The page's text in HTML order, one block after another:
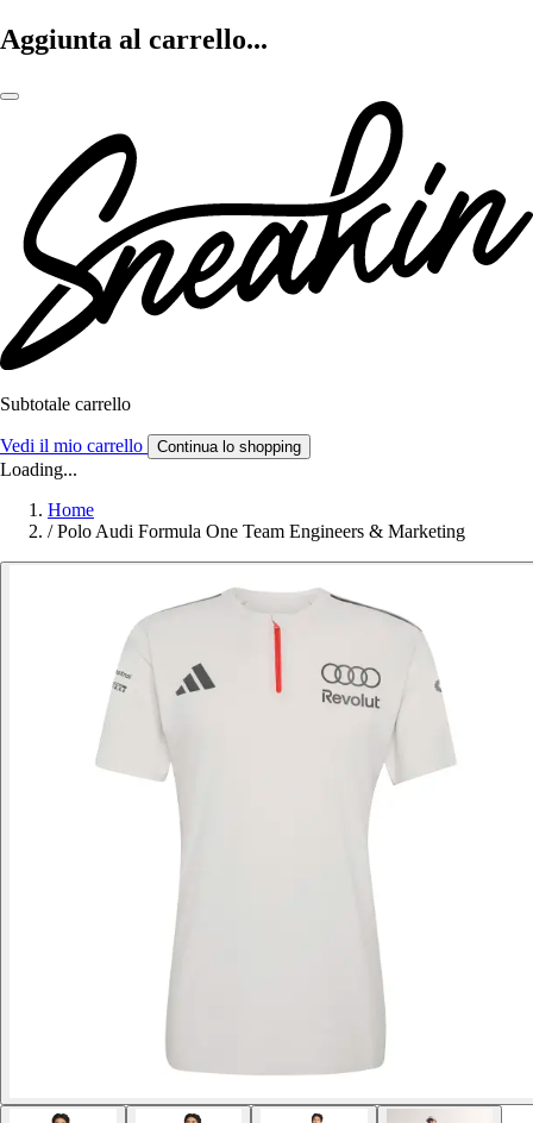
Aggiunta al carrello...
Subtotale carrello
Vedi il mio carrello Continua lo shopping
Loading...
Home
/ Polo Audi Formula One Team Engineers & Marketing